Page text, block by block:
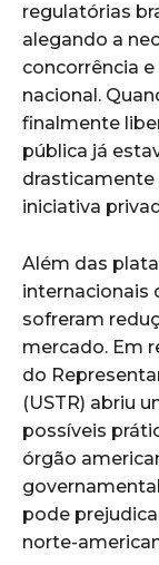
regulatórias
alegando a
concorrência
nacional.
finalmente
pública já
drasticamente
iniciativa
Além das
internacionais
sofreram
mercado. Em
do
(USTR) abriu
possíveis
órgão
pode
norte-